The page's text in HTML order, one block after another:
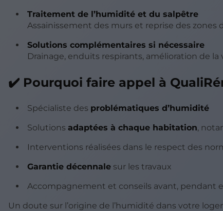
Traitement de l’humidité et du salpêtre
Assainissement des murs et reprise des zones
Solutions complémentaires si nécessaire
Drainage, enduits respirants, amélioration de la
✔️ Pourquoi faire appel à
Spécialiste des problématiques d’humidité
Solutions adaptées à chaque habitation,
Interventions réalisées dans le respect des
Garantie décennale sur les travaux
Accompagnement et conseils avant, pendant
Un doute sur l’origine de l’humidité dans votre